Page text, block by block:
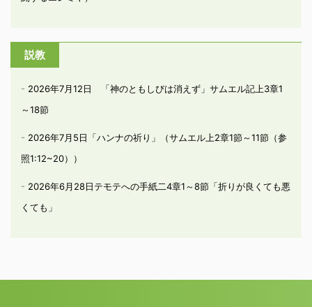
説教
2026年7月12日 「神のともしびは消えず」サムエル記上3章1
～18節
2026年7月5日「ハンナの祈り」（サムエル上2章1節～11節（参
照1:12~20））
2026年6月28日テモテへの手紙二4章1～8節「折りが良くても悪
くても」